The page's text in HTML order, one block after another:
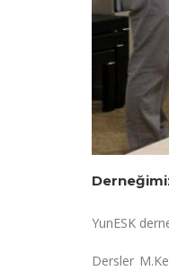
YunESK
Dersler